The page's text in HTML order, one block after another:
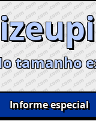
tamanho
Informe especial